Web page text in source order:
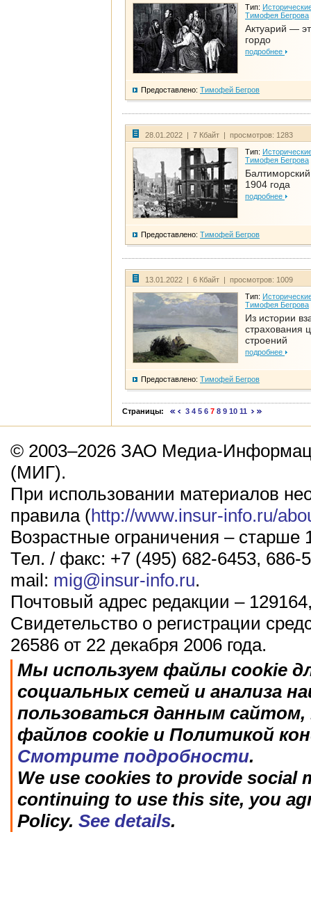
Тип:
Тимофея Бегрова
Актуарий —
гордо
подробнее
Предоставлено: Тимофей Бегров
28.01.2022 | 7 Кбайт | просмотров: 1283
Тип:
Тимофея Бегрова
1904 года
подробнее
Предоставлено: Тимофей Бегров
13.01.2022 | 6 Кбайт | просмотров: 1009
Тип:
Тимофея Бегрова
Из истории
страхования
строений
подробнее
Предоставлено: Тимофей Бегров
Страницы: 3 4 5 6 7 8 9 10 11
© 2003–2026 ЗАО Медиа-
(МИГ).
При использовании материалов
правила (http://www.insur-info.ru/
Возрастные ограничения – старше
Тел. / факс: +7 (495) 682-6453, 686-
mail: mig@insur-info.ru.
Почтовый адрес редакции –
Свидетельство о регистрации
26586 от 22 декабря 2006 года.
Мы используем файлы cookie
социальных сетей и анализа
пользоваться данным
файлов cookie и Политикой
Смотрите подробности.
We use cookies to provide social
continuing to use this site, you
Policy. See details.